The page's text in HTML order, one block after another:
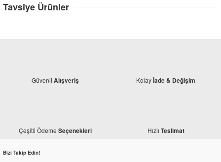
Tavsiye Ürünler
Güvenli Alışveriş Kolayİade & Değişim
Çeşitli Ödeme Seçenekleri Hızlı Teslimat
Bizi Takip Edin!